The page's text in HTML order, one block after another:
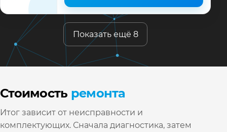
Показать ещё 8
Стоимость ремонта
Итог зависит от неисправности и
комплектующих. Сначала диагностика, затем